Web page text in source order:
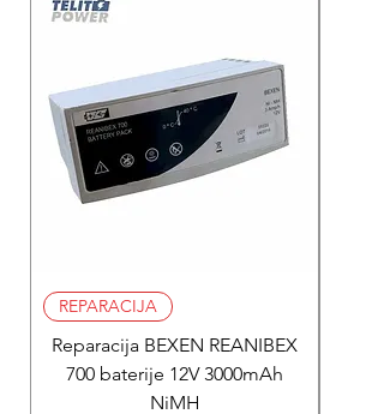
REPARACIJA
Reparacija BEXEN REANIBEX
700 baterije 12V 3000mAh
NiMH